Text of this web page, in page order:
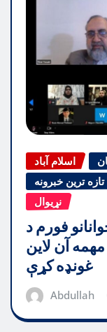
اسلام آباد
تازه ترین خبرونه
نړیوال
فورم د
آن لاین
غونډه کړې
Abdullah